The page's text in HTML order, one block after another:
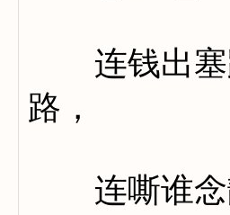
连钱出塞
路，
连嘶谁念